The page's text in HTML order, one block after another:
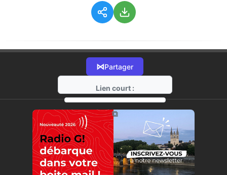
⋈Partager
Lien court :
https://radio-g.fr?18458
⧉